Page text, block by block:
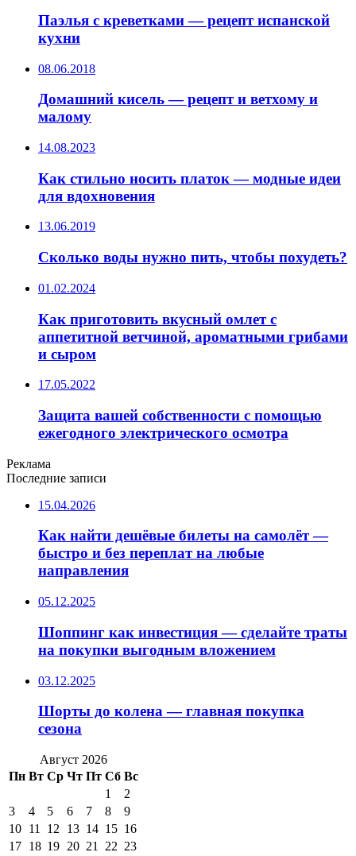
Паэлья с креветками — рецепт испанской
кухни
08.06.2018
Домашний кисель — рецепт и ветхому и
малому
14.08.2023
Как стильно носить платок — модные идеи
для вдохновения
13.06.2019
Сколько воды нужно пить, чтобы похудеть?
01.02.2024
Как приготовить вкусный омлет с
аппетитной ветчиной, ароматными грибами
и сыром
17.05.2022
Защита вашей собственности с помощью
ежегодного электрического осмотра
Реклама
Последние записи
15.04.2026
Как найти дешёвые билеты на самолёт —
быстро и без переплат на любые
направления
05.12.2025
Шоппинг как инвестиция — сделайте траты
на покупки выгодным вложением
03.12.2025
Шорты до колена — главная покупка
сезона
Август 2026
Пн Вт Ср Чт Пт Сб Вс
1
2
3
4 5 6 7 8
9
10 11 12 13 14 15 16
17 18 19 20 21 22 23